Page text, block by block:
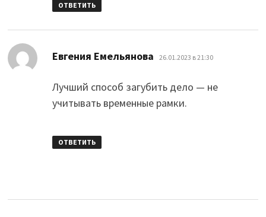
ОТВЕТИТЬ
Евгения Емельянова 26.01.2023 в 21:30
Лучший способ загубить дело — не
учитывать временные рамки.
ОТВЕТИТЬ